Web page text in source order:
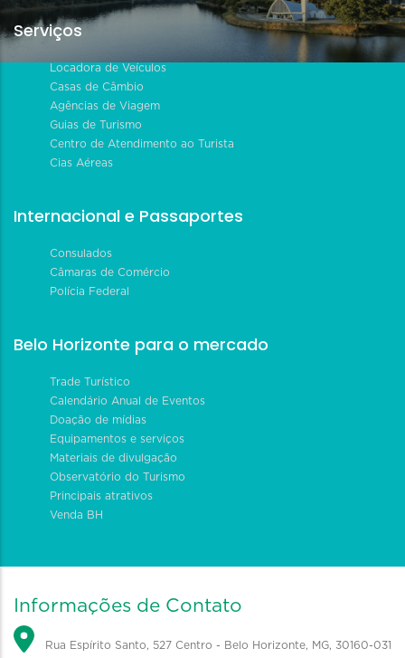
Serviços
Locadora de Veículos
Casas de Câmbio
Agências de Viagem
Guias de Turismo
Centro de Atendimento ao Turista
Cias Aéreas
Internacional e Passaportes
Consulados
Câmaras de Comércio
Polícia Federal
Belo Horizonte para o mercado
Trade Turístico
Calendário Anual de Eventos
Doação de mídias
Equipamentos e serviços
Materiais de divulgação
Observatório do Turismo
Principais atrativos
Venda BH
Informações de Contato
Rua Espírito Santo, 527 Centro - Belo Horizonte, MG, 30160-031